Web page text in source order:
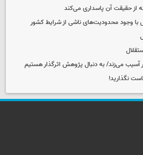
از حقیقت آن پاسداری می‌کند
وجود محدودیت‌های ناشی از شرایط کشور
می‌زند/ به دنبال پژوهش اثرگذار هستیم
نگذارید!